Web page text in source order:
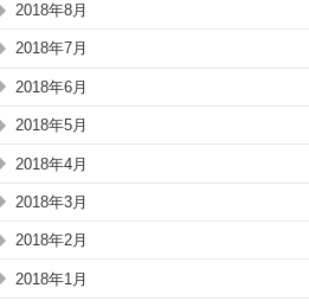
2018年8月
2018年7月
2018年6月
2018年5月
2018年4月
2018年3月
2018年2月
2018年1月